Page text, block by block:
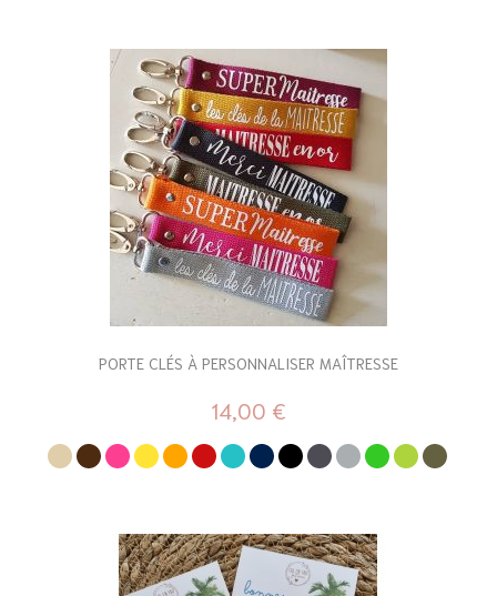
PORTE CLÉS À PERSONNALISER MAÎTRESSE
14,00 €